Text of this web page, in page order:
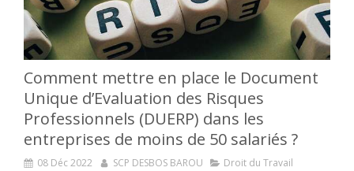
Comment mettre en place le Document
Unique d’Evaluation des Risques
Professionnels (DUERP) dans les
entreprises de moins de 50 salariés ?
08 Déc 2022 SCP DESBOS BAROU Droit du Travail